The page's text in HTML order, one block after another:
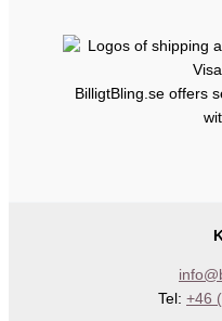
BilligtBling.se offers
Tel: +46